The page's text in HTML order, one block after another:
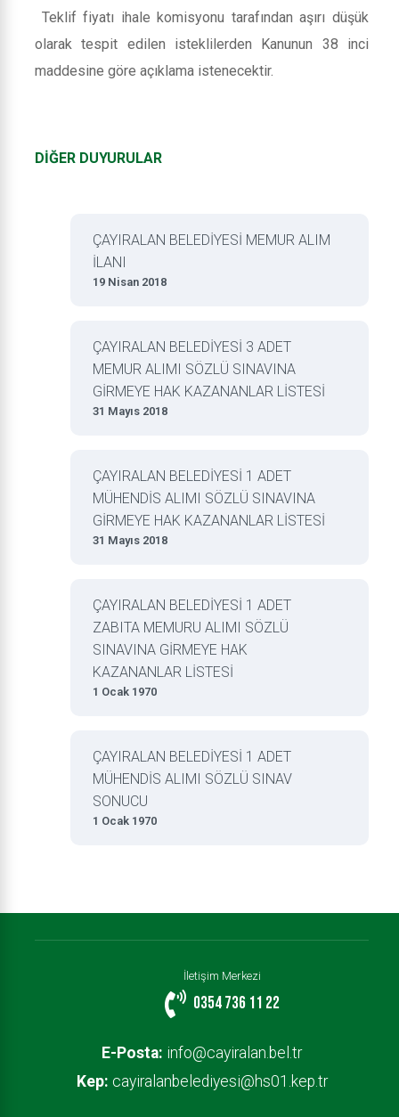
Teklif fiyatı ihale komisyonu tarafından aşırı düşük
olarak tespit edilen isteklilerden Kanunun 38 inci
maddesine göre açıklama istenecektir.
DİĞER DUYURULAR
ÇAYIRALAN BELEDİYESİ MEMUR ALIM
İLANI
19 Nisan 2018
ÇAYIRALAN BELEDİYESİ 3 ADET
MEMUR ALIMI SÖZLÜ SINAVINA
GİRMEYE HAK KAZANANLAR LİSTESİ
31 Mayıs 2018
ÇAYIRALAN BELEDİYESİ 1 ADET
MÜHENDİS ALIMI SÖZLÜ SINAVINA
GİRMEYE HAK KAZANANLAR LİSTESİ
31 Mayıs 2018
ÇAYIRALAN BELEDİYESİ 1 ADET
ZABITA MEMURU ALIMI SÖZLÜ
SINAVINA GİRMEYE HAK
KAZANANLAR LİSTESİ
1 Ocak 1970
ÇAYIRALAN BELEDİYESİ 1 ADET
MÜHENDİS ALIMI SÖZLÜ SINAV
SONUCU
1 Ocak 1970
İletişim Merkezi
0354 736 11 22
E-Posta: info@cayiralan.bel.tr
Kep: cayiralanbelediyesi@hs01.kep.tr